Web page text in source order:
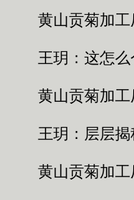
黄山贡菊加工
王玥：这怎么
黄山贡菊加工
王玥：层层揭
黄山贡菊加工